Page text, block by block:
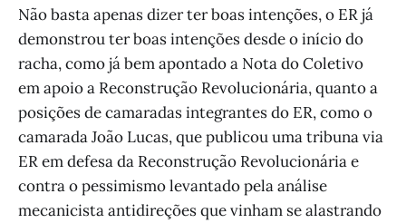
Não basta apenas dizer ter boas intenções, o ER já
demonstrou ter boas intenções desde o início do
racha, como já bem apontado a Nota do Coletivo
em apoio a Reconstrução Revolucionária, quanto a
posições de camaradas integrantes do ER, como o
camarada João Lucas, que publicou uma tribuna via
ER em defesa da Reconstrução Revolucionária e
contra o pessimismo levantado pela análise
mecanicista antidireções que vinham se alastrando